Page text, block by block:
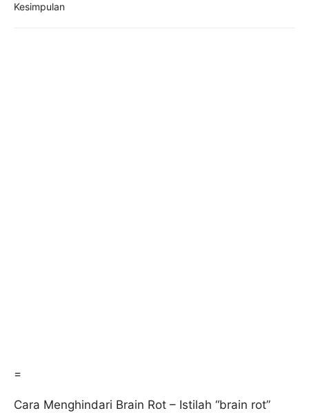
=
Cara Menghindari Brain Rot – Istilah “brain rot”
Kesimpulan